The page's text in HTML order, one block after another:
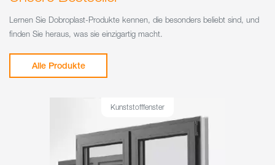
Lernen Sie Dobroplast-Produkte kennen, die besonders beliebt sind, und
finden Sie heraus, was sie einzigartig macht.
Alle Produkte
Kunststofffenster